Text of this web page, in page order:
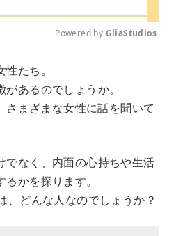
e
Powered by GliaStudios
たち。
あるのでしょうか。
さまざまな女性に話を聞いて
でなく、内面の心持ちや生活
かを探ります。
、どんな人なのでしょうか？